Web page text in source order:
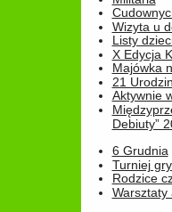
Wizyta u
Listy
X Edycja
Majówka
21
Aktywnie
Debiuty”
6 Grudnia
Turniej
Rodzice
Warsztaty